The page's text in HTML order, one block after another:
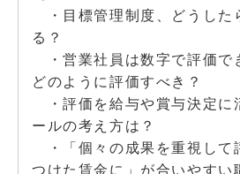
・目標管理制度、どうした
る？
・営業社員は数字で評価で
どのように評価すべき？
・評価を給与や賞与決定に
ールの考え方は？
・「個々の成果を重視して
つけた賃金に」が合いやすい